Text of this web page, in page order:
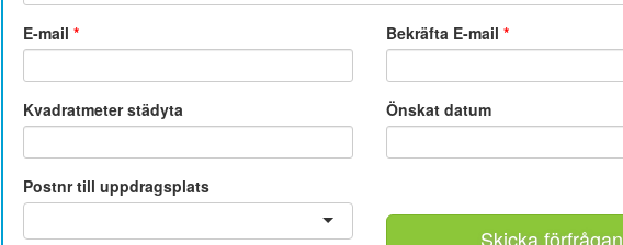
E-mail * Bekräfta E-mail*
Kvadratmeter städyta Önskat datum
Postnr till uppdragsplats
Skicka förfrågan